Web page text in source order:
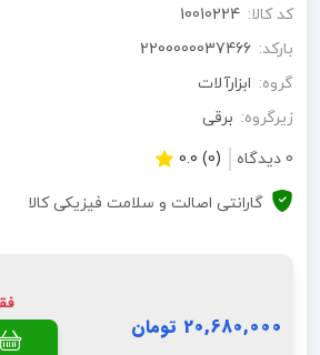
کد کالا: 10010224
بارکد: 2200000037466
گروه: ابزارآلات
زیرگروه: برقی
0 دیدگاه
(0) 0.0
گارانتی اصالت و سلامت فیزیکی کالا
20,680,000 تومان
فقط 2